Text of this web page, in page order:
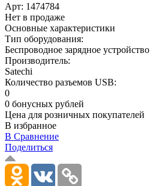
Арт: 1474784
Нет в продаже
Основные характеристики
Тип оборудования:
Беспроводное зарядное устройство
Производитель:
Satechi
Количество разъемов USB:
0
0 бонусных рублей
Цена для розничных покупателей
В избранное
В Сравнение
Поделиться